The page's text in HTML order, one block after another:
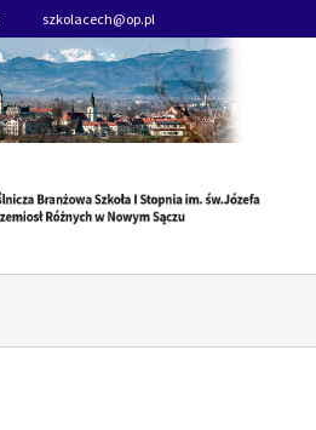
szkolacech@op.pl